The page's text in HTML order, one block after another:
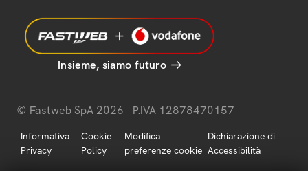
Insieme, siamo futuro
© Fastweb SpA 2026 - P.IVA 12878470157
Informativa
Privacy
Cookie
Policy
Modifica
preferenze cookie
Dichiarazione di
Accessibilità